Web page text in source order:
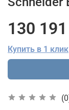
130
Купить в 1 клик